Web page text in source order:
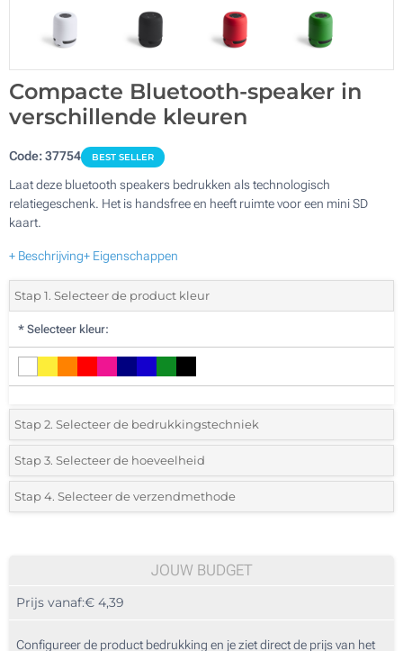
Compacte Bluetooth-speaker in
verschillende kleuren
Code:37754 BEST SELLER
Laat deze bluetooth speakers bedrukken als technologisch
relatiegeschenk. Het is handsfree en heeft ruimte voor een mini SD
kaart.
+ Beschrijving+ Eigenschappen
Stap 1. Selecteer de product kleur
* Selecteer kleur:
Stap 2. Selecteer de bedrukkingstechniek
*Selecteer de bedrukking en kleuren van het logo:
1 Kleur (Aan een zijde)
3 Kleuren (Aan een zijde)
Stap 3. Selecteer de hoeveelheid
*Selecteer uit de lijst of voeg het gewenste aantal in
40
Stap 4. Selecteer de verzendmethode
JOUW BUDGET
Prijs vanaf:€ 4,39
Configureer de product bedrukking en je ziet direct de prijs van het